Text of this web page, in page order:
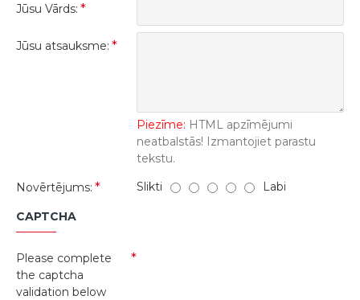
Jūsu Vārds:
Jūsu atsauksme:
Piezīme: HTML apzīmējumi
neatbalstās! Izmantojiet parastu
tekstu.
Novērtējums:
Slikti Labi
CAPTCHA
Please complete
the captcha
validation below